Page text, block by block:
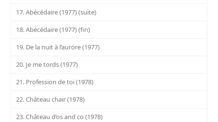
17. Abécédaire (1977) (suite)
18. Abécédaire (1977) (fin)
19. De la nuit à l’aurore (1977)
20. Je me tords (1977)
21. Profession de toi (1978)
22. Château chair (1978)
23. Château d’os and co (1978)